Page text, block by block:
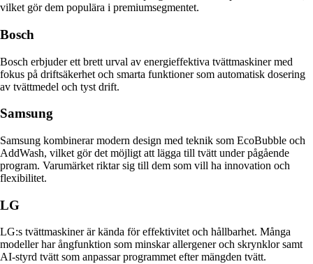
vilket gör dem populära i premiumsegmentet.
Bosch
Bosch erbjuder ett brett urval av energieffektiva tvättmaskiner med
fokus på driftsäkerhet och smarta funktioner som automatisk dosering
av tvättmedel och tyst drift.
Samsung
Samsung kombinerar modern design med teknik som EcoBubble och
AddWash, vilket gör det möjligt att lägga till tvätt under pågående
program. Varumärket riktar sig till dem som vill ha innovation och
flexibilitet.
LG
LG:s tvättmaskiner är kända för effektivitet och hållbarhet. Många
modeller har ångfunktion som minskar allergener och skrynklor samt
AI-styrd tvätt som anpassar programmet efter mängden tvätt.